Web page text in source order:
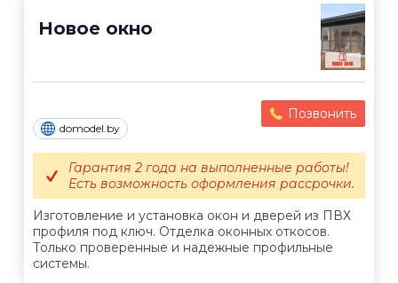
Новое окно
Позвонить
domodel.by
Изготовление и установка окон и дверей из ПВХ
профиля под ключ. Отделка оконных откосов.
Только проверенные и надежные профильные
системы.
Гарантия 2 года на выполненные работы!
Есть возможность оформления рассрочки.